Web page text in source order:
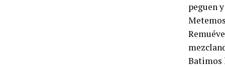
peguen
Batimos